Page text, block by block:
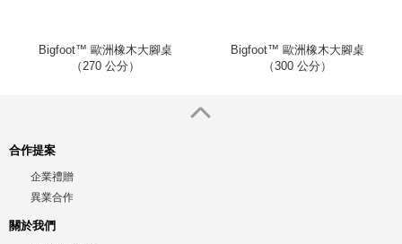
Bigfoot™ 歐洲橡木大腳桌
（270 公分）
Bigfoot™ 歐洲橡木大腳桌
（300 公分）
合作提案
企業禮贈
異業合作
關於我們